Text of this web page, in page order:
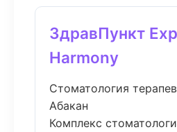
ЗдравПункт
Harmony
Стоматология
Абакан
Комплекс